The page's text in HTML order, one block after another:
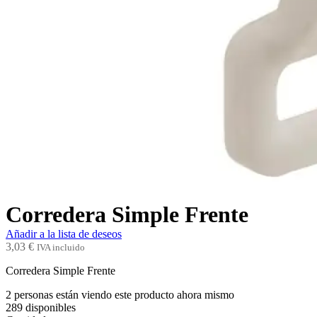
Corredera Simple Frente
Añadir a la lista de deseos
3,03 € IVA incluido
Corredera Simple Frente
2 personas están viendo este producto ahora mismo
289 disponibles